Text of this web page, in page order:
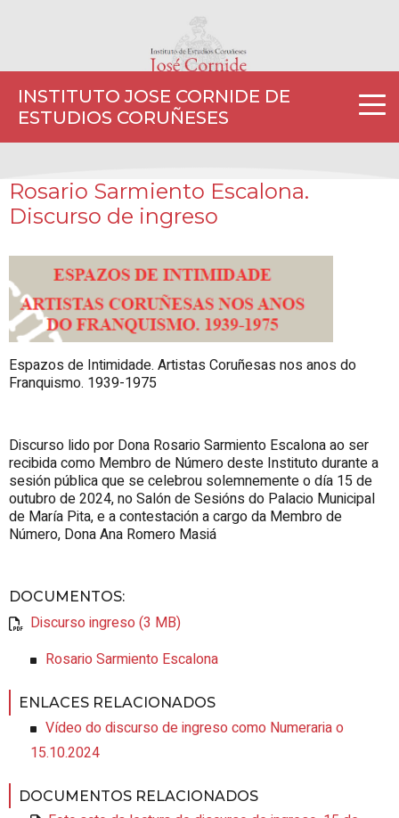
INSTITUTO JOSE CORNIDE DE
ESTUDIOS CORUÑESES
Rosario Sarmiento Escalona.
Discurso de ingreso
Espazos de Intimidade. Artistas Coruñesas nos anos do
Franquismo. 1939-1975
Discurso lido por Dona Rosario Sarmiento Escalona ao ser
recibida como Membro de Número deste Instituto durante a
sesión pública que se celebrou solemnemente o día 15 de
outubro de 2024, no Salón de Sesións do Palacio Municipal
de María Pita, e a contestación a cargo da Membro de
Número, Dona Ana Romero Masiá
DOCUMENTOS:
Discurso ingreso (3 MB)
Rosario Sarmiento Escalona
ENLACES RELACIONADOS
Vídeo do discurso de ingreso como Numeraria o
15.10.2024
DOCUMENTOS RELACIONADOS